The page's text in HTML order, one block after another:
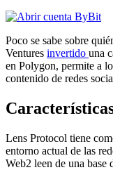
Poco se sabe sobre
Ventures invertido una
en Polygon, permite a
contenido de redes
Lens Protocol tiene
entorno actual de las
Web2 leen de una base